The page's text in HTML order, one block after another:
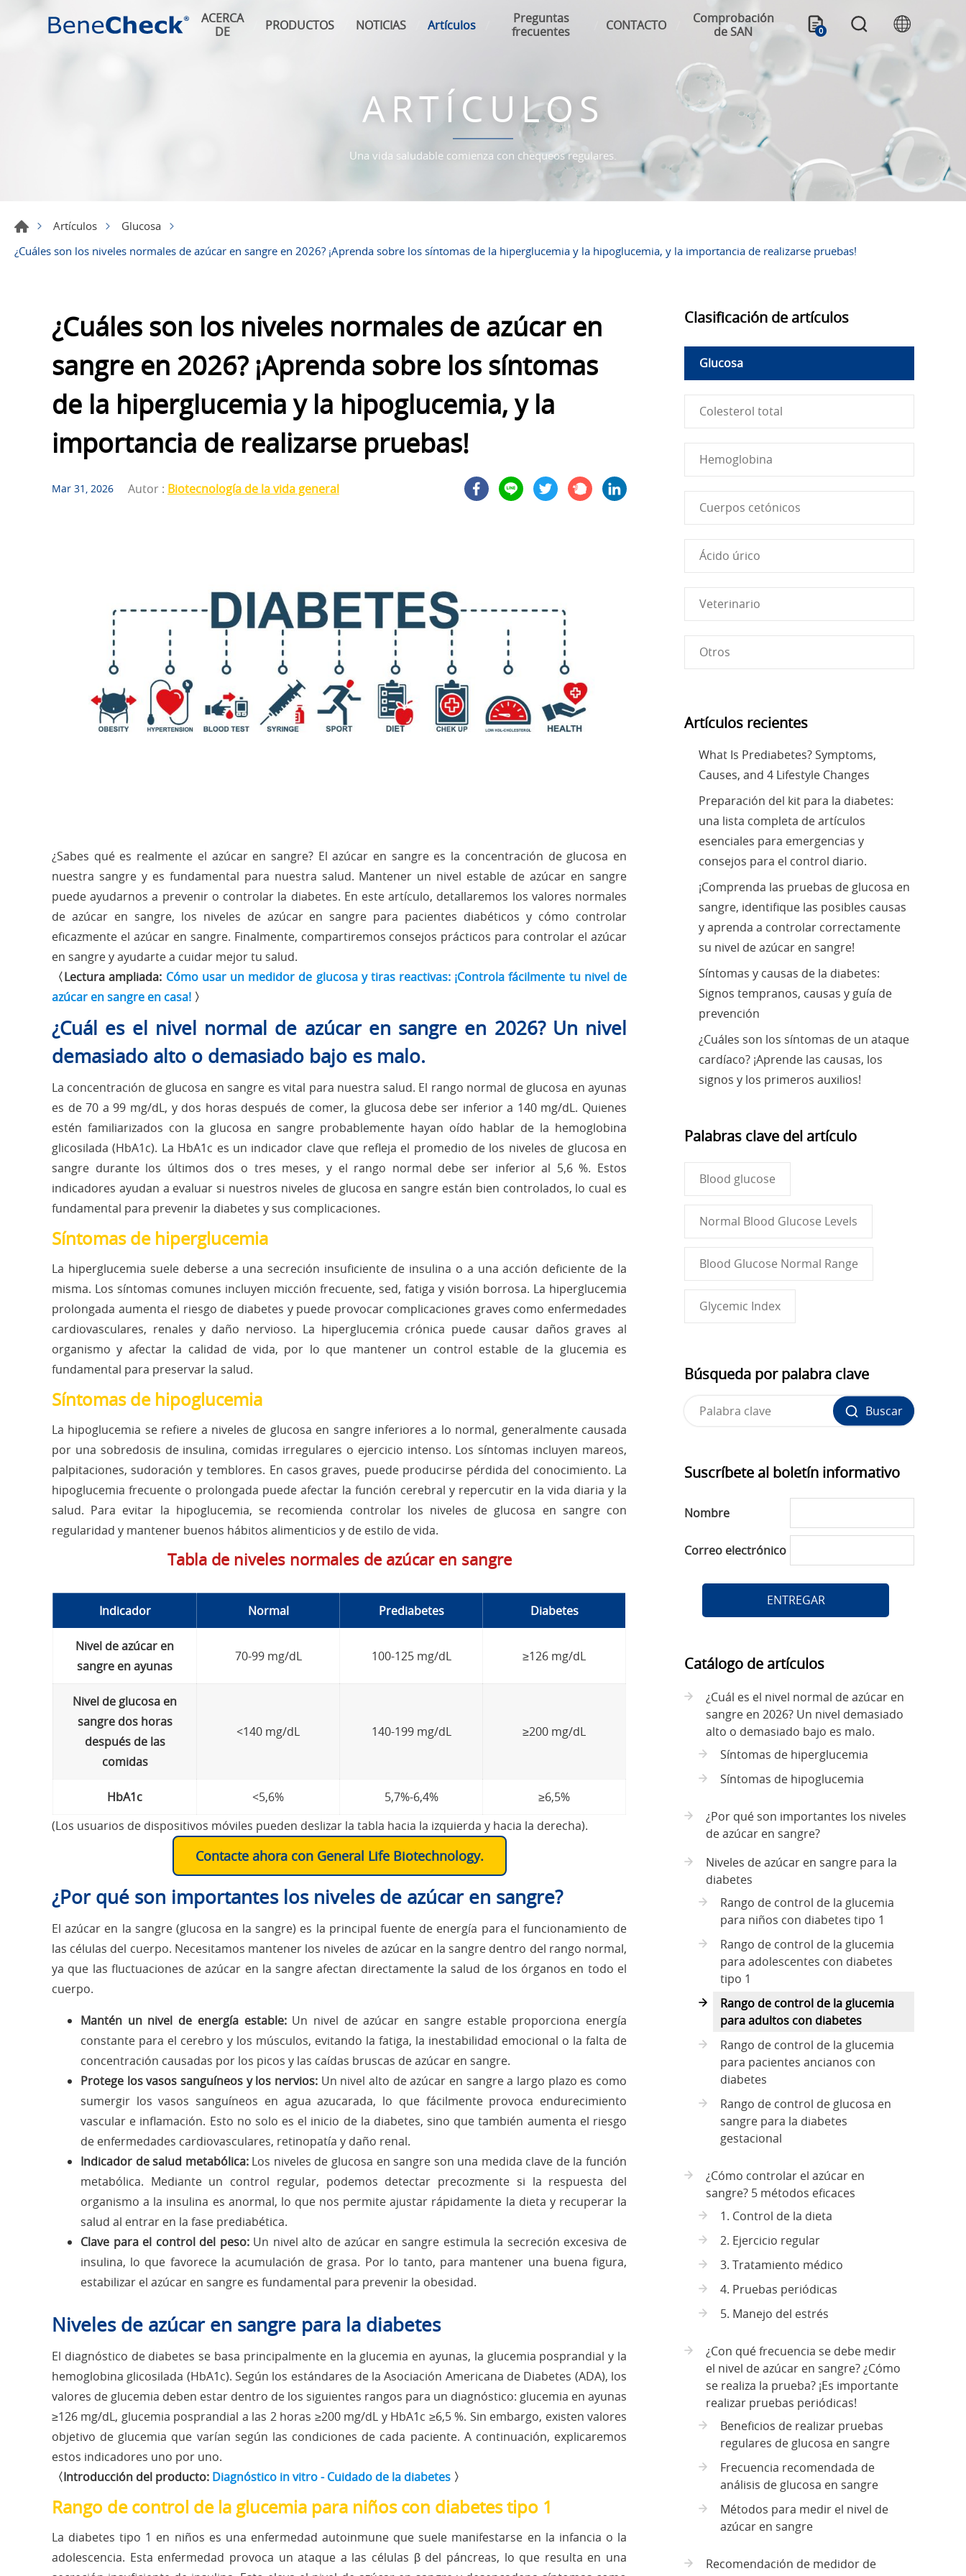
ACERCA
DE
PRODUCTOS NOTICIAS Artículos
Preguntas
frecuentes
CONTACTO
Comprobación
de SAN
0
ARTÍCULOS
Una vida saludable comienza con chequeos regulares.
Artículos
Glucosa
¿Cuáles son los niveles normales de azúcar en sangre en 2026? ¡Aprenda sobre los síntomas de la hiperglucemia y la hipoglucemia, y la importancia de realizarse pruebas!
¿Cuáles son los niveles normales de azúcar en
sangre en 2026? ¡Aprenda sobre los síntomas
de la hiperglucemia y la hipoglucemia, y la
importancia de realizarse pruebas!
Mar 31, 2026 Autor : Biotecnología de la vida general
¿Sabes qué es realmente el azúcar en sangre? El azúcar en sangre es la concentración de glucosa en
nuestra sangre y es fundamental para nuestra salud. Mantener un nivel estable de azúcar en sangre
puede ayudarnos a prevenir o controlar la diabetes. En este artículo, detallaremos los valores normales
de azúcar en sangre, los niveles de azúcar en sangre para pacientes diabéticos y cómo controlar
eficazmente el azúcar en sangre. Finalmente, compartiremos consejos prácticos para controlar el azúcar
en sangre y ayudarte a cuidar mejor tu salud.
〈Lectura ampliada: Cómo usar un medidor de glucosa y tiras reactivas: ¡Controla fácilmente tu nivel de
azúcar en sangre en casa! 〉
¿Cuál es el nivel normal de azúcar en sangre en 2026? Un nivel
demasiado alto o demasiado bajo es malo.
La concentración de glucosa en sangre es vital para nuestra salud. El rango normal de glucosa en ayunas
es de 70 a 99 mg/dL, y dos horas después de comer, la glucosa debe ser inferior a 140 mg/dL. Quienes
estén familiarizados con la glucosa en sangre probablemente hayan oído hablar de la hemoglobina
glicosilada (HbA1c). La HbA1c es un indicador clave que refleja el promedio de los niveles de glucosa en
sangre durante los últimos dos o tres meses, y el rango normal debe ser inferior al 5,6 %. Estos
indicadores ayudan a evaluar si nuestros niveles de glucosa en sangre están bien controlados, lo cual es
fundamental para prevenir la diabetes y sus complicaciones.
Síntomas de hiperglucemia
La hiperglucemia suele deberse a una secreción insuficiente de insulina o a una acción deficiente de la
misma. Los síntomas comunes incluyen micción frecuente, sed, fatiga y visión borrosa. La hiperglucemia
prolongada aumenta el riesgo de diabetes y puede provocar complicaciones graves como enfermedades
cardiovasculares, renales y daño nervioso. La hiperglucemia crónica puede causar daños graves al
organismo y afectar la calidad de vida, por lo que mantener un control estable de la glucemia es
fundamental para preservar la salud.
Síntomas de hipoglucemia
La hipoglucemia se refiere a niveles de glucosa en sangre inferiores a lo normal, generalmente causada
por una sobredosis de insulina, comidas irregulares o ejercicio intenso. Los síntomas incluyen mareos,
palpitaciones, sudoración y temblores. En casos graves, puede producirse pérdida del conocimiento. La
hipoglucemia frecuente o prolongada puede afectar la función cerebral y repercutir en la vida diaria y la
salud. Para evitar la hipoglucemia, se recomienda controlar los niveles de glucosa en sangre con
regularidad y mantener buenos hábitos alimenticios y de estilo de vida.
Tabla de niveles normales de azúcar en sangre
Indicador Normal Prediabetes Diabetes
Nivel de azúcar en
sangre en ayunas
70-99 mg/dL 100-125 mg/dL ≥126 mg/dL
Nivel de glucosa en
sangre dos horas
después de las
comidas
<140 mg/dL 140-199 mg/dL ≥200 mg/dL
HbA1c <5,6% 5,7%-6,4%
≥6,5%
(Los usuarios de dispositivos móviles pueden deslizar la tabla hacia la izquierda y hacia la derecha).
Contacte ahora con General Life Biotechnology.
¿Por qué son importantes los niveles de azúcar en sangre?
El azúcar en la sangre (glucosa en la sangre) es la principal fuente de energía para el funcionamiento de
las células del cuerpo. Necesitamos mantener los niveles de azúcar en la sangre dentro del rango normal,
ya que las fluctuaciones de azúcar en la sangre afectan directamente la salud de los órganos en todo el
cuerpo.
Mantén un nivel de energía estable:Un nivel de azúcar en sangre estable proporciona energía
constante para el cerebro y los músculos, evitando la fatiga, la inestabilidad emocional o la falta de
concentración causadas por los picos y las caídas bruscas de azúcar en sangre.
Protege los vasos sanguíneos y los nervios: Un nivel alto de azúcar en sangre a largo plazo es como
sumergir los vasos sanguíneos en agua azucarada, lo que fácilmente provoca endurecimiento
vascular e inflamación. Esto no solo es el inicio de la diabetes, sino que también aumenta el riesgo
de enfermedades cardiovasculares, retinopatía y daño renal.
Indicador de salud metabólica:Los niveles de glucosa en sangre son una medida clave de la función
metabólica. Mediante un control regular, podemos detectar precozmente si la respuesta del
organismo a la insulina es anormal, lo que nos permite ajustar rápidamente la dieta y recuperar la
salud al entrar en la fase prediabética.
Clave para el control del peso:Un nivel alto de azúcar en sangre estimula la secreción excesiva de
insulina, lo que favorece la acumulación de grasa. Por lo tanto, para mantener una buena figura,
estabilizar el azúcar en sangre es fundamental para prevenir la obesidad.
Niveles de azúcar en sangre para la diabetes
El diagnóstico de diabetes se basa principalmente en la glucemia en ayunas, la glucemia posprandial y la
hemoglobina glicosilada (HbA1c). Según los estándares de la Asociación Americana de Diabetes (ADA), los
valores de glucemia deben estar dentro de los siguientes rangos para un diagnóstico: glucemia en ayunas
≥126 mg/dL, glucemia posprandial a las 2 horas ≥200 mg/dL y HbA1c ≥6,5 %. Sin embargo, existen valores
objetivo de glucemia que varían según las condiciones de cada paciente. A continuación, explicaremos
estos indicadores uno por uno.
〈Introducción del producto: Diagnóstico in vitro - Cuidado de la diabetes 〉
Rango de control de la glucemia para niños con diabetes tipo 1
La diabetes tipo 1 en niños es una enfermedad autoinmune que suele manifestarse en la infancia o la
adolescencia. Esta enfermedad provoca un ataque a las células β del páncreas, lo que resulta en una
Clasificación de artículos
Glucosa
Colesterol total
Hemoglobina
Cuerpos cetónicos
Ácido úrico
Veterinario
Otros
Artículos recientes
What Is Prediabetes? Symptoms,
Causes, and 4 Lifestyle Changes
Preparación del kit para la diabetes:
una lista completa de artículos
esenciales para emergencias y
consejos para el control diario.
¡Comprenda las pruebas de glucosa en
sangre, identifique las posibles causas
y aprenda a controlar correctamente
su nivel de azúcar en sangre!
Síntomas y causas de la diabetes:
Signos tempranos, causas y guía de
prevención
¿Cuáles son los síntomas de un ataque
cardíaco? ¡Aprende las causas, los
signos y los primeros auxilios!
Palabras clave del artículo
Blood glucose
Normal Blood Glucose Levels
Blood Glucose Normal Range
Glycemic Index
Búsqueda por palabra clave
Buscar
Suscríbete al boletín informativo
Nombre
Correo electrónico
ENTREGAR
Catálogo de artículos
¿Cuál es el nivel normal de azúcar en
sangre en 2026? Un nivel demasiado
alto o demasiado bajo es malo.
Síntomas de hiperglucemia
Síntomas de hipoglucemia
¿Por qué son importantes los niveles
de azúcar en sangre?
Niveles de azúcar en sangre para la
diabetes
Rango de control de la glucemia
para niños con diabetes tipo 1
Rango de control de la glucemia
para adolescentes con diabetes
tipo 1
Rango de control de la glucemia
para adultos con diabetes
Rango de control de la glucemia
para pacientes ancianos con
diabetes
Rango de control de glucosa en
sangre para la diabetes
gestacional
¿Cómo controlar el azúcar en
sangre? 5 métodos eficaces
1. Control de la dieta
2. Ejercicio regular
3. Tratamiento médico
4. Pruebas periódicas
5. Manejo del estrés
¿Con qué frecuencia se debe medir
el nivel de azúcar en sangre? ¿Cómo
se realiza la prueba? ¡Es importante
realizar pruebas periódicas!
Beneficios de realizar pruebas
regulares de glucosa en sangre
Frecuencia recomendada de
análisis de glucosa en sangre
Métodos para medir el nivel de
azúcar en sangre
Recomendación de medidor de